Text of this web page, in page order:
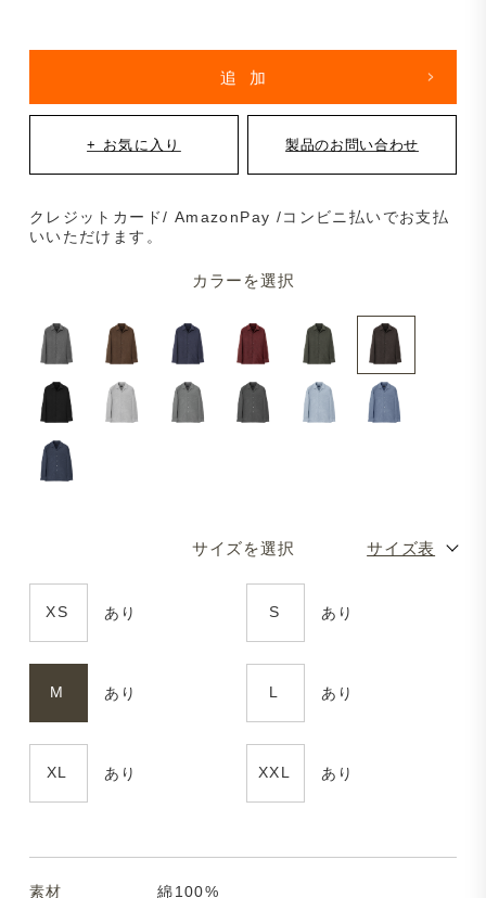
カラーを選択
サイズを選択 サイズ表
XS あり S あり
M あり L あり
XL あり XXL あり
クレジットカード/ AmazonPay /コンビニ払いでお支払
いいただけます。
素材 綿100%